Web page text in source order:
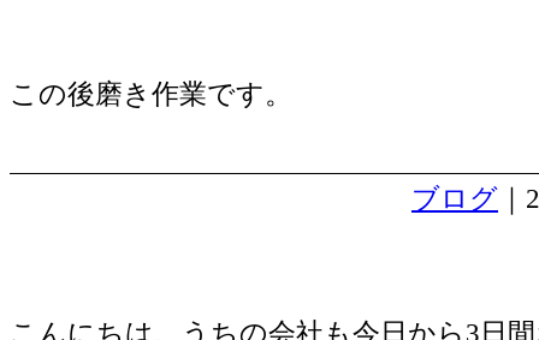
この後磨き作業です。
ブログ
こんにちは、うちの会社も今日から3日